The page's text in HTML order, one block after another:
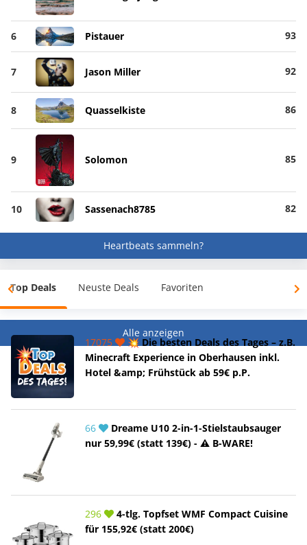
6 Pistauer 93
7 Jason Miller 92
8 Quasselkiste 86
9 Solomon 85
10 Sassenach8785 82
Heartbeats sammeln?
Top Deals Neuste Deals Favoriten
Alle anzeigen
17075
💥 Die besten Deals des Tages – z.B.
Minecraft Experience in Oberhausen inkl.
Hotel &amp; Frühstück ab 59€ p.P.
66
Dreame U10 2-in-1-Stielstaubsauger
nur 59,99€ (statt 139€) - ⚠️ B-WARE!
296
4-tlg. Topfset WMF Compact Cuisine
für 155,92€ (statt 200€)